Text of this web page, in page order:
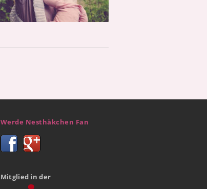
Werde Nesthäkchen Fan
Mitglied in der